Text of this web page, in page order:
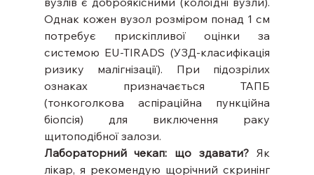
Однак кожен вузол розміром понад 1 см
потребує прискіпливої оцінки за
системою EU-TIRADS (УЗД-класифікація
ризику малігнізації). При підозрілих
ознаках призначається ТАПБ
(тонкоголкова аспіраційна пункційна
біопсія) для виключення раку
щитоподібної залози.
Лабораторний чекап: що здавати? Як
лікар, я рекомендую щорічний скринінг